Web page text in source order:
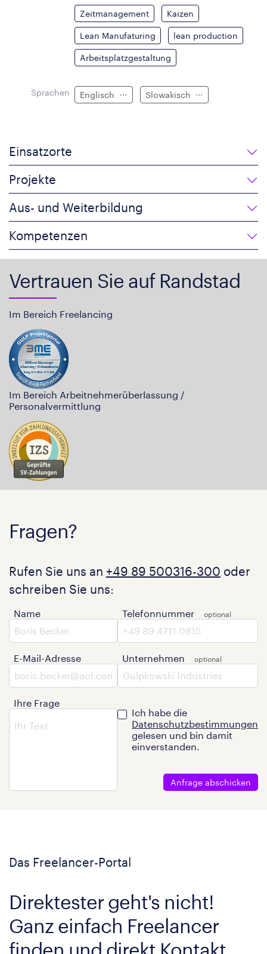
Zeitmanagement Kaizen
Lean Manufaturing lean production
Arbeitsplatzgestaltung
Sprachen Englisch Slowakisch
Einsatzorte
Projekte
Aus- und Weiterbildung
Kompetenzen
Vertrauen Sie auf Randstad
Im Bereich Freelancing
Im Bereich Arbeitnehmerüberlassung /
Personalvermittlung
Fragen?
Rufen Sie uns an +49 89 500316-300 oder
schreiben Sie uns:
Name
E-Mail-Adresse
Ihre Frage
Telefonnummer
Unternehmen
Ich habe die
Datenschutzbestimmungen
gelesen und bin damit
einverstanden.
Anfrage abschicken
Das Freelancer-Portal
Direktester geht's nicht!
Ganz einfach Freelancer
finden und direkt Kontakt